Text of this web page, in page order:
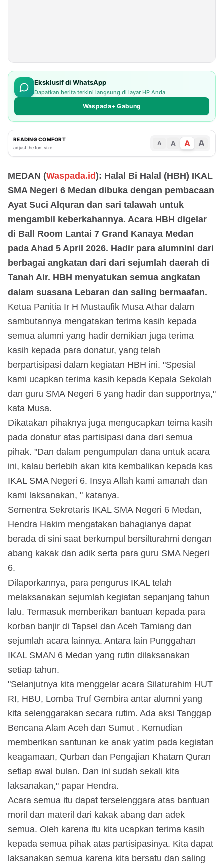
Eksklusif di WhatsApp
Dapatkan berita terkini langsung di layar HP Anda
Waspada+ Gabung
READING COMFORT
adjust the font size
A A A A
MEDAN (Waspada.id): Halal Bi Halal (HBH) IKAL
SMA Negeri 6 Medan dibuka dengan pembacaan
Ayat Suci Alquran dan sari talawah untuk
mengambil keberkahannya. Acara HBH digelar
di Ball Room Lantai 7 Grand Kanaya Medan
pada Ahad 5 April 2026. Hadir para alumninl dari
berbagai angkatan dari dari sejumlah daerah di
Tanah Air. HBH menyatukan semua angkatan
dalam suasana Lebaran dan saling bermaafan.
Ketua Panitia Ir H Mustaufik Musa Athar dalam
sambutannya mengatakan terima kasih kepada
semua alumni yang hadir demikian juga terima
kasih kepada para donatur, yang telah
berpartisipasi dalam kegiatan HBH ini. "Spesial
kami ucapkan terima kasih kepada Kepala Sekolah
dan guru SMA Negeri 6 yang hadir dan supportnya,"
kata Musa.
Dikatakan pihaknya juga mengucapkan teima kasih
pada donatur atas partisipasi dana dari semua
pihak. "Dan dalam pengumpulan dana untuk acara
ini, kalau berlebih akan kita kembalikan kepada kas
IKAL SMA Negeri 6. Insya Allah kami amanah dan
kami laksanakan, " katanya.
Sementra Sekretaris IKAL SMA Negeri 6 Medan,
Hendra Hakim mengatakan bahagianya dapat
berada di sini saat berkumpul bersilturahmi dengan
abang kakak dan adik serta para guru SMA Negeri
6.
Dilaporkannya, para pengurus IKAL telah
melaksanakan sejumlah kegiatan sepanjang tahun
lalu. Termasuk memberikan bantuan kepada para
korban banjir di Tapsel dan Aceh Tamiang dan
sejumlah acara lainnya. Antara lain Punggahan
IKAL SMAN 6 Medan yang rutin dilaksanakan
setiap tahun.
"Selanjutnya kita menggelar acara Silaturahim HUT
RI, HBU, Lomba Truf Gembira antar alumni yang
kita selenggarakan secara rutim. Ada aksi Tanggap
Bencana Alam Aceh dan Sumut . Kemudian
memberikan santunan ke anak yatim pada kegiatan
keagamaan, Qurban dan Pengajian Khatam Quran
setiap awal bulan. Dan ini sudah sekali kita
laksanakan," papar Hendra.
Acara semua itu dapat terselenggara atas bantuan
moril dan materil dari kakak abang dan adek
semua. Oleh karena itu kita ucapkan terima kasih
kepada semua pihak atas partisipasinya. Kita dapat
laksanakan semua karena kita bersatu dan saling